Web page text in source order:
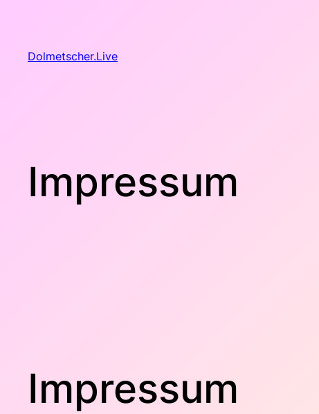
Dolmetscher.Live
Impressum
Impressum